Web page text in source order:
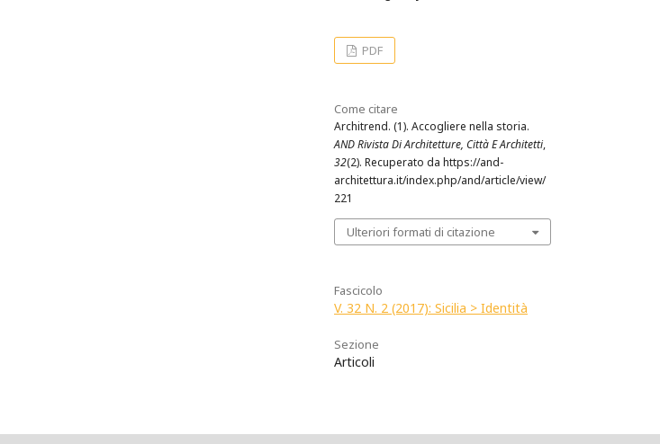
PDF
Come citare
Architrend. (1). Accogliere nella storia.
AND Rivista Di Architetture, Città E Architetti,
32(2). Recuperato da https://and-
architettura.it/index.php/and/article/view/
221
Ulteriori formati di citazione
Fascicolo
V. 32 N. 2 (2017): Sicilia > Identità
Sezione
Articoli